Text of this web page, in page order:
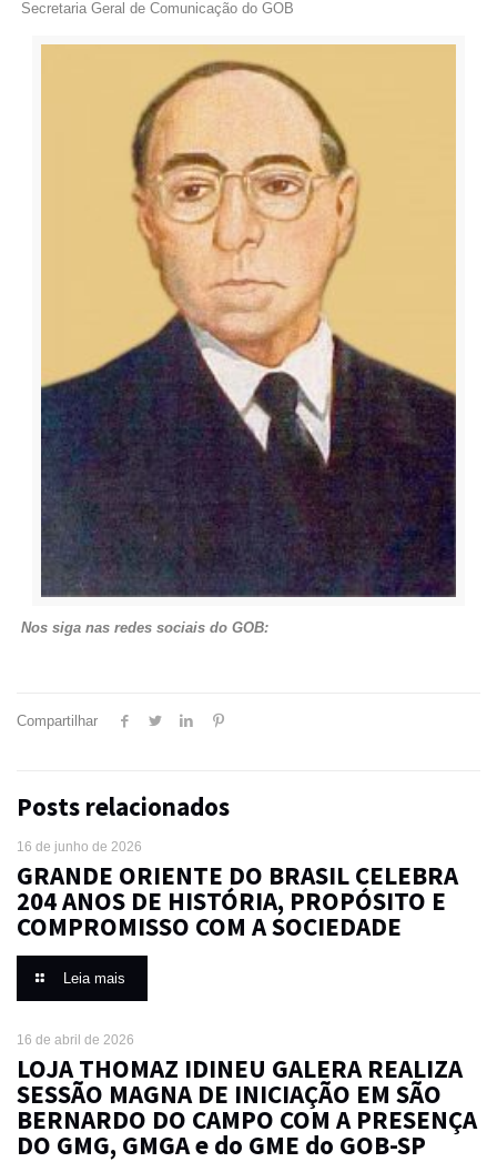
Secretaria Geral de Comunicação do GOB
Nos siga nas redes sociais do GOB:
Compartilhar
Posts relacionados
16 de junho de 2026
GRANDE ORIENTE DO BRASIL CELEBRA
204 ANOS DE HISTÓRIA, PROPÓSITO E
COMPROMISSO COM A SOCIEDADE
Leia mais
16 de abril de 2026
LOJA THOMAZ IDINEU GALERA REALIZA
SESSÃO MAGNA DE INICIAÇÃO EM SÃO
BERNARDO DO CAMPO COM A PRESENÇA
DO GMG, GMGA e do GME do GOB-SP